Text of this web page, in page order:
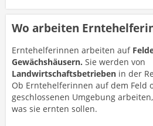
Wo arbeiten
Erntehelferinnen arbeiten auf
Gewächshäusern. Sie werden von
Landwirtschaftsbetrieben in der
Ob Erntehelferinnen auf dem Feld
geschlossenen Umgebung
was sie ernten sollen.